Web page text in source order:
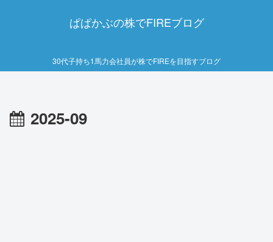
ぱぱかぶの株でFIREブログ
30代子持ち1馬力会社員が株でFIREを目指すブログ
2025-09